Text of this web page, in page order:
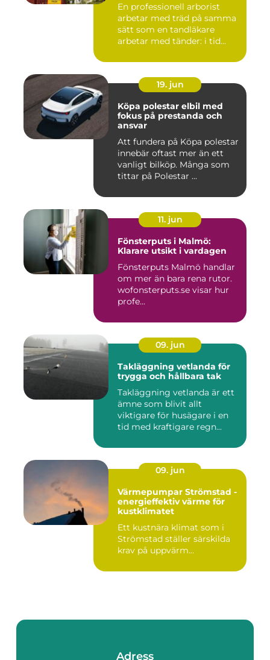
En professionell arborist
arbetar med träd på samma
sätt som en tandläkare
arbetar med tänder: i tid...
19. jun
Köpa polestar elbil med
fokus på prestanda och
ansvar
Att fundera på Köpa polestar
innebär oftast mer än ett
vanligt bilköp. Många som
tittar på Polestar ...
11. jun
Fönsterputs i Malmö:
Klarare utsikt i vardagen
Fönsterputs Malmö handlar
om mer än bara rena rutor.
wofonsterputs.se visar hur
profe...
09. jun
Takläggning vetlanda för
trygga och hållbara tak
Takläggning vetlanda är ett
ämne som blivit allt
viktigare för husägare i en
tid med kraftigare regn...
09. jun
Värmepumpar Strömstad -
energieffektiv värme för
kustklimatet
Ett kustnära klimat som i
Strömstad ställer särskilda
krav på uppvärm...
Adress